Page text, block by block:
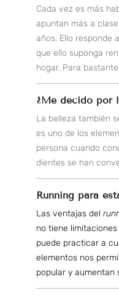
Cada vez es más
apuntan más a
años. Ello responde
que ello suponga
hogar. Para
¿Me decido por
La belleza también
es uno de los
persona cuando
dientes se han
Running para
Las ventajas del
no tiene
puede practicar a
elementos nos
popular y aumentan